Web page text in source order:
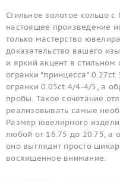
Стильное золотое кольцо
настоящее произведение
только мастерство
доказательство вашего
и яркий акцент в
огранки "принцесса"
огранки 0.05ct 4/4-4/5, а
пробы. Такое сочетание
реализовывать самые
Размер ювелирного
любой от 16.75 до 20.75, а
оно выглядит просто
восхищенное внимание.